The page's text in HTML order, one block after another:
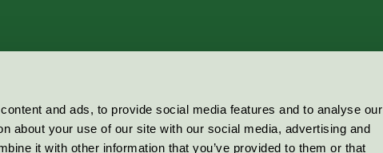
and ads, to provide social media features and to analyse our
about your use of our site with our social media, advertising and
it with other information that you’ve provided to them or that